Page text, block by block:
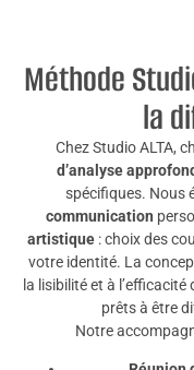
Méthode
la
Chez Studio ALTA,
d’analyse
spécifiques. Nous
communication
artistique : choix des
votre identité. La
la lisibilité et à
prêts à être
Notre